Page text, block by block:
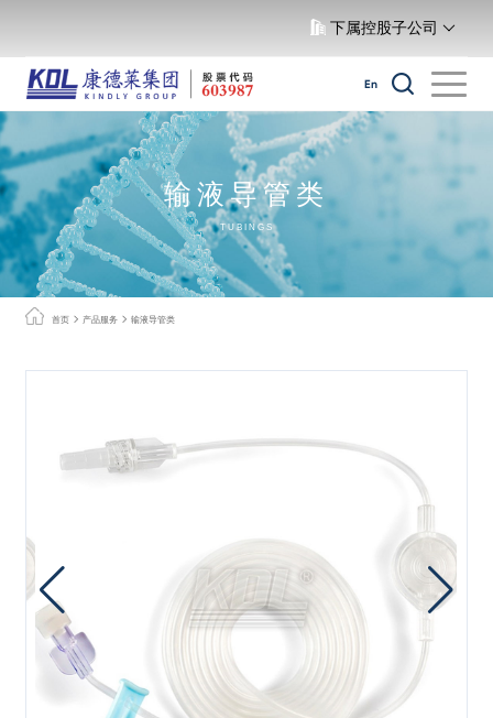
下属控股子公司
En
输液导管类
TUBINGS
首页 产品服务 输液导管类